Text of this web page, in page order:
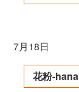
7月18日
花粉-